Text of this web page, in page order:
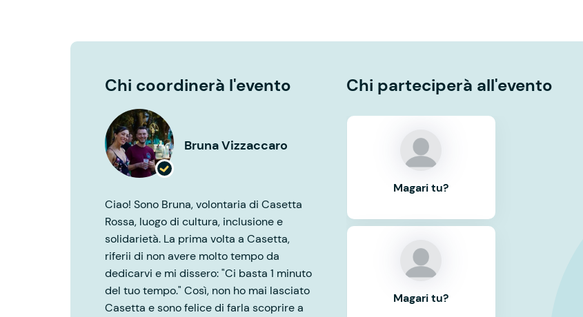
Chi coordinerà l'evento
Bruna Vizzaccaro
Ciao! Sono Bruna, volontaria di Casetta
Rossa, luogo di cultura, inclusione e
solidarietà. La prima volta a Casetta,
riferii di non avere molto tempo da
dedicarvi e mi dissero: "Ci basta 1 minuto
del tuo tempo." Così, non ho mai lasciato
Casetta e sono felice di farla scoprire a
Chi parteciperà all'evento
Magari tu?
Magari tu?